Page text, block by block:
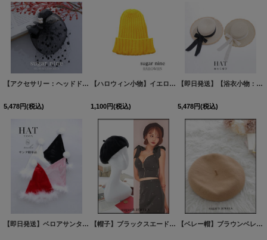
【アクセサリー：ヘッドドレス】ドットレースビジューリボン帽 / カクテルハット / トーク帽【HC02】
5,478円(税込)
【ハロウィン小物】イエローカラー ニット帽「jSB1608」[HC03]
1,100円(税込)
【即日発送】【浴衣小物：麦わら帽子】リボン付きストローハット[FB01]
5,478円(税込)
【即日発送】ベロアサンタ帽子【sugar nine サンタコス】【4カラー】[OF04] [SS-079-
【帽子】ブラックスエードベレー帽【1カラー】[OF02] [【ベレー帽】ブラウンベレー帽【1カラー】[OF02]